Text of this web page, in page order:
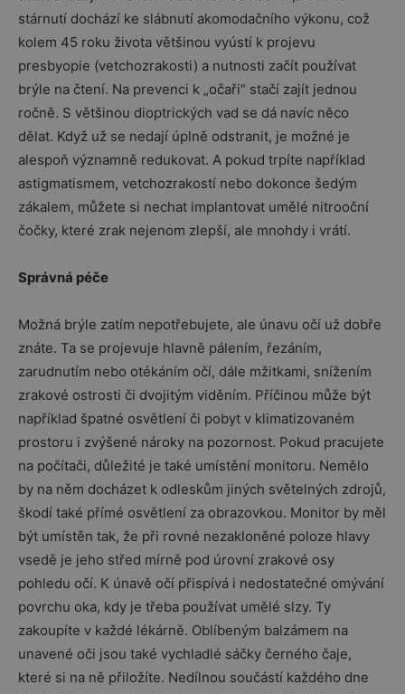
stárnutí dochází ke slábnutí akomodačního výkonu, což
kolem 45 roku života většinou vyústí k projevu
presbyopie (vetchozrakosti) a nutnosti začít používat
brýle na čtení. Na prevenci k „očaři“ stačí zajít jednou
ročně. S většinou dioptrických vad se dá navíc něco
dělat. Když už se nedají úplně odstranit, je možné je
alespoň významně redukovat. A pokud trpíte například
astigmatismem, vetchozrakostí nebo dokonce šedým
zákalem, můžete si nechat implantovat umělé nitrooční
čočky, které zrak nejenom zlepší, ale mnohdy i vrátí.
Správná péče
Možná brýle zatím nepotřebujete, ale únavu očí už dobře
znáte. Ta se projevuje hlavně pálením, řezáním,
zarudnutím nebo otékáním očí, dále mžitkami, snížením
zrakové ostrosti či dvojitým viděním. Příčinou může být
například špatné osvětlení či pobyt v klimatizovaném
prostoru i zvýšené nároky na pozornost. Pokud pracujete
na počítači, důležité je také umístění monitoru. Nemělo
by na něm docházet k odleskům jiných světelných zdrojů,
škodí také přímé osvětlení za obrazovkou. Monitor by měl
být umístěn tak, že při rovné nezakloněné poloze hlavy
vsedě je jeho střed mírně pod úrovní zrakové osy
pohledu očí. K únavě očí přispívá i nedostatečné omývání
povrchu oka, kdy je třeba používat umělé slzy. Ty
zakoupíte v každé lékárně. Oblíbeným balzámem na
unavené oči jsou také vychladlé sáčky černého čaje,
které si na ně přiložíte. Nedílnou součástí každého dne